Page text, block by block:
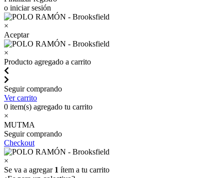
o iniciar sesión
×
Aceptar
×
Producto agregado a carrito
Seguir comprando
Ver carrito
0 item(s) agregado tu carrito
×
MUTMA
Seguir comprando
Checkout
×
Se va a agregar 1 ítem a tu carrito